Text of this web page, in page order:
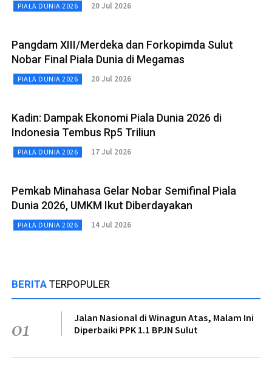
PIALA DUNIA 2026 20 Jul 2026
Pangdam XIII/Merdeka dan Forkopimda Sulut
Nobar Final Piala Dunia di Megamas
PIALA DUNIA 2026 20 Jul 2026
Kadin: Dampak Ekonomi Piala Dunia 2026 di
Indonesia Tembus Rp5 Triliun
PIALA DUNIA 2026 17 Jul 2026
Pemkab Minahasa Gelar Nobar Semifinal Piala
Dunia 2026, UMKM Ikut Diberdayakan
PIALA DUNIA 2026 14 Jul 2026
BERITA TERPOPULER
01
Jalan Nasional di Winagun Atas, Malam Ini
Diperbaiki PPK 1.1 BPJN Sulut